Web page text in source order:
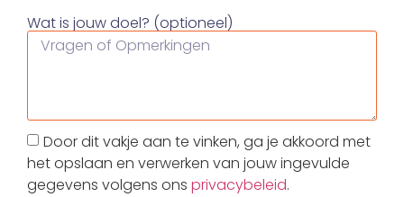
Wat is jouw doel? (optioneel)
Door dit vakje aan te vinken, ga je akkoord met
het opslaan en verwerken van jouw ingevulde
gegevens volgens ons privacybeleid.